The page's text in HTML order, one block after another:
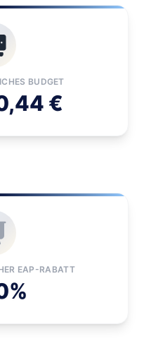
BUDGET
€
EAP-RABATT